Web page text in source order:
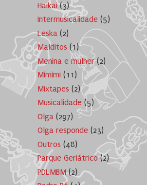
Haikai (3)
Intermusicalidade (5)
Leska (2)
Malditos (1)
Menina e mulher (2)
Mimimi (11)
Mixtapes (2)
Musicalidade (5)
Olga (297)
Olga responde (23)
Outros (48)
Parque Geriátrico (2)
PDLMBM (2)